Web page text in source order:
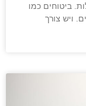
ביטוחים כמו
ויש צורך